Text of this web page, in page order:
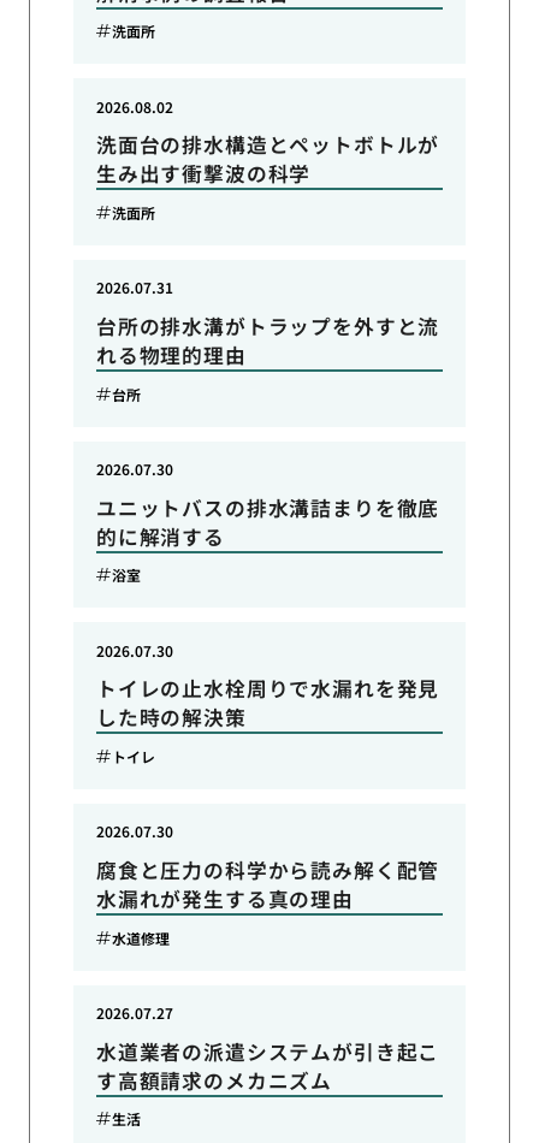
洗面所
洗面台の排水構造とペットボトルが
生み出す衝撃波の科学
2026.08.02
洗面所
台所の排水溝がトラップを外すと流
れる物理的理由
2026.07.31
台所
ユニットバスの排水溝詰まりを徹底
的に解消する
2026.07.30
浴室
トイレの止水栓周りで水漏れを発見
した時の解決策
2026.07.30
トイレ
腐食と圧力の科学から読み解く配管
水漏れが発生する真の理由
2026.07.30
水道修理
水道業者の派遣システムが引き起こ
す高額請求のメカニズム
2026.07.27
生活